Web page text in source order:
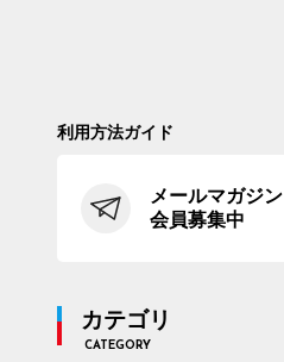
利用方法ガイド
メールマガジン
会員募集中
カテゴリ
CATEGORY